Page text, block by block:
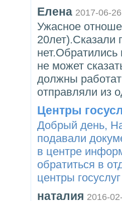
Елена 2017-06-26
Ужасное
20лет).Сказали
не может
должны
отправляли из
Центры
Добрый день,
подавали
в центре
обратиться в
центры
наталия 2016-